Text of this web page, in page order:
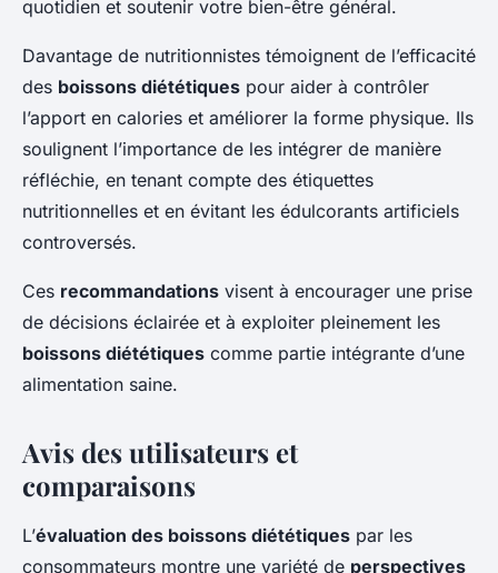
quotidien et soutenir votre bien-être général.
Davantage de nutritionnistes témoignent de l’efficacité
des boissons diététiques pour aider à contrôler
l’apport en calories et améliorer la forme physique. Ils
soulignent l’importance de les intégrer de manière
réfléchie, en tenant compte des étiquettes
nutritionnelles et en évitant les édulcorants artificiels
controversés.
Ces recommandations visent à encourager une prise
de décisions éclairée et à exploiter pleinement les
boissons diététiques comme partie intégrante d’une
alimentation saine.
Avis des utilisateurs et
comparaisons
L’évaluation des boissons diététiques par les
consommateurs montre une variété de perspectives